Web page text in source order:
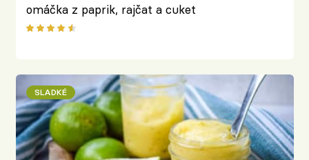
omáčka z paprik, rajčat a cuket
SLADKÉ